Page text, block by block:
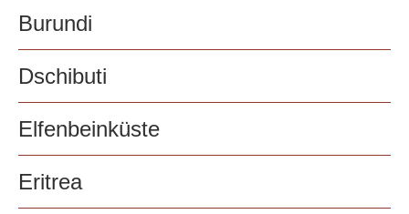
Burundi
Dschibuti
Elfenbeinküste
Eritrea